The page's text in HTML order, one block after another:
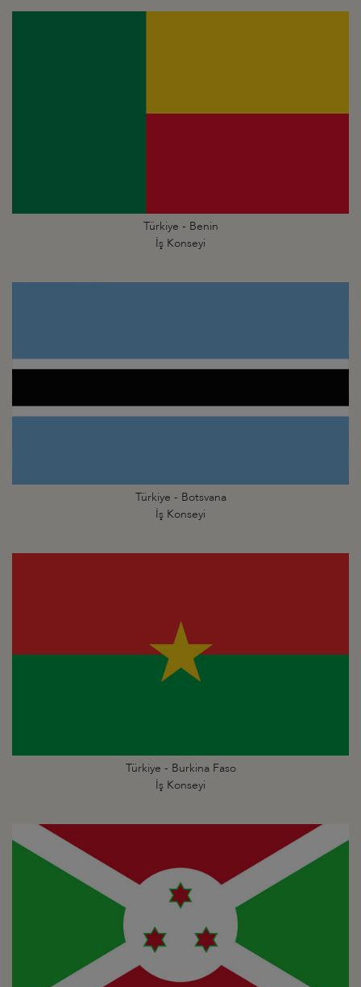
Türkiye - Benin
İş Konseyi
Türkiye - Botsvana
İş Konseyi
Türkiye - Burkina Faso
İş Konseyi